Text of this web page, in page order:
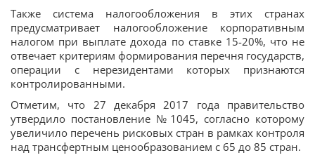
Также система налогообложения в этих странах
предусматривает налогообложение корпоративным
налогом при выплате дохода по ставке 15-20%, что не
отвечает критериям формирования перечня государств,
операции с нерезидентами которых признаются
контролированными.
Отметим, что 27 декабря 2017 года правительство
утвердило постановление №1045, согласно которому
увеличило перечень рисковых стран в рамках контроля
над трансфертным ценообразованием с 65 до 85 стран.